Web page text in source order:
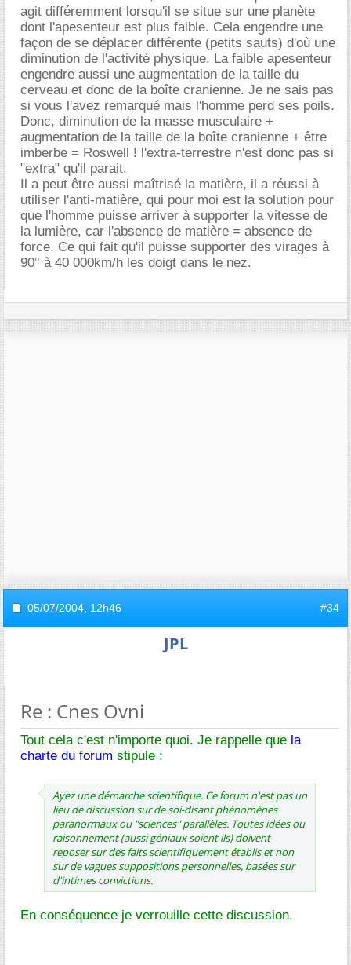
agit différemment lorsqu'il se situe sur une planète
dont l'apesenteur est plus faible. Cela engendre une
façon de se déplacer différente (petits sauts) d'où une
diminution de l'activité physique. La faible apesenteur
engendre aussi une augmentation de la taille du
cerveau et donc de la boîte cranienne. Je ne sais pas
si vous l'avez remarqué mais l'homme perd ses poils.
Donc, diminution de la masse musculaire +
augmentation de la taille de la boîte cranienne + être
imberbe = Roswell ! l'extra-terrestre n'est donc pas si
"extra" qu'il parait.
Il a peut être aussi maîtrisé la matière, il a réussi à
utiliser l'anti-matière, qui pour moi est la solution pour
que l'homme puisse arriver à supporter la vitesse de
la lumière, car l'absence de matière = absence de
force. Ce qui fait qu'il puisse supporter des virages à
90° à 40 000km/h les doigt dans le nez.
05/07/2004, 12h46 #34
JPL
Re : Cnes Ovni
Tout cela c'est n'importe quoi. Je rappelle que la
charte du forum stipule :
Ayez une démarche scientifique. Ce forum n'est pas un
lieu de discussion sur de soi-disant phénomènes
paranormaux ou "sciences" parallèles. Toutes idées ou
raisonnement (aussi géniaux soient ils) doivent
reposer sur des faits scientifiquement établis et non
sur de vagues suppositions personnelles, basées sur
d'intimes convictions.
En conséquence je verrouille cette discussion.